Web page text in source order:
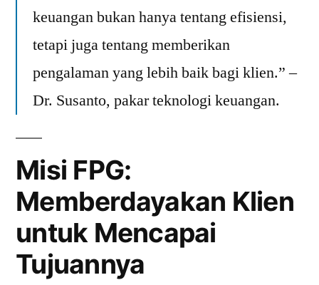
keuangan bukan hanya tentang efisiensi,
tetapi juga tentang memberikan
pengalaman yang lebih baik bagi klien.” –
Dr. Susanto, pakar teknologi keuangan.
Misi FPG:
Memberdayakan Klien
untuk Mencapai
Tujuannya